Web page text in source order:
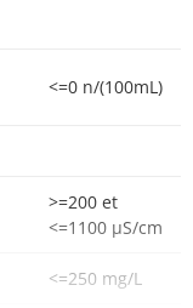
<=0 n/(100mL)
>=200 et
<=1100 µS/cm
<=250 mg/L